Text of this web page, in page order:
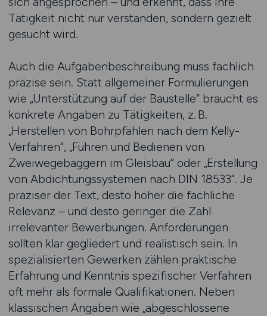
Tätigkeit nicht nur verstanden, sondern gezielt
gesucht wird.
Auch die Aufgabenbeschreibung muss fachlich
präzise sein. Statt allgemeiner Formulierungen
wie „Unterstützung auf der Baustelle“ braucht es
konkrete Angaben zu Tätigkeiten, z. B.
„Herstellen von Bohrpfählen nach dem Kelly-
Verfahren“, „Führen und Bedienen von
Zweiwegebaggern im Gleisbau“ oder „Erstellung
von Abdichtungssystemen nach DIN 18533“. Je
präziser der Text, desto höher die fachliche
Relevanz – und desto geringer die Zahl
irrelevanter Bewerbungen. Anforderungen
sollten klar gegliedert und realistisch sein. In
spezialisierten Gewerken zählen praktische
Erfahrung und Kenntnis spezifischer Verfahren
oft mehr als formale Qualifikationen. Neben
klassischen Angaben wie „abgeschlossene